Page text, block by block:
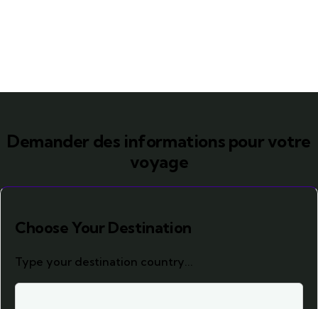
Demander des informations pour votre
voyage
Choose Your Destination
Type your destination country...